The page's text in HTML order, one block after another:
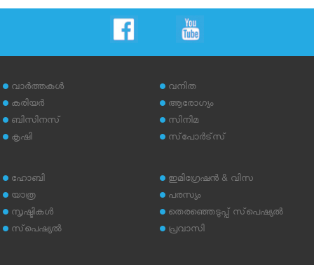
വാര്‍ത്തകള്‍
കരിയര്‍
ബിസിനസ്
കൃഷി
വനിത
ആരോഗ്യം
സിനിമ
സ്‌പോര്‍ട്‌സ്
ഹോബി
യാത്ര
സൃഷ്ടികള്‍
സ്‌പെഷ്യല്‍
ഇമിഗ്രേഷന്‍ & വിസ
പരസ്യം
തെരഞ്ഞെടുപ്പ് സ്‌പെഷ്യല്‍
പ്രവാസി